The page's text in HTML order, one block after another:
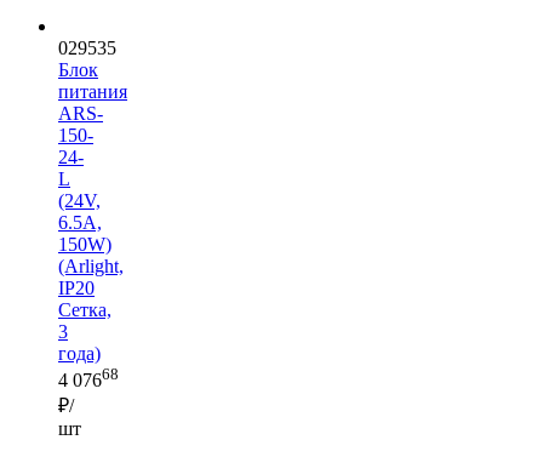
029535
Блок
питания
ARS-
150-
24-
L
(24V,
6.5A,
150W)
(Arlight,
IP20
Сетка,
3
года)
4 07668
₽/
шт